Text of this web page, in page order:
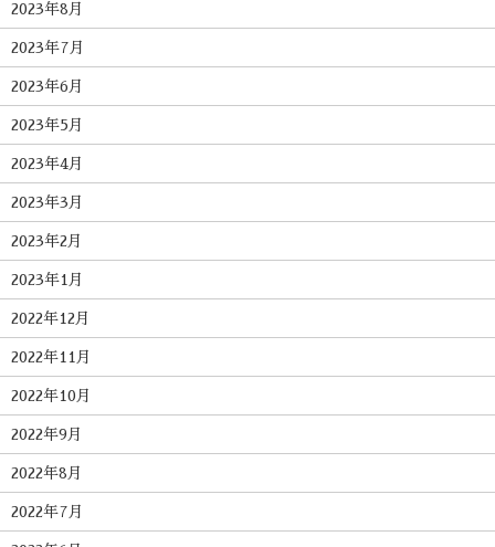
2023年8月
2023年7月
2023年6月
2023年5月
2023年4月
2023年3月
2023年2月
2023年1月
2022年12月
2022年11月
2022年10月
2022年9月
2022年8月
2022年7月